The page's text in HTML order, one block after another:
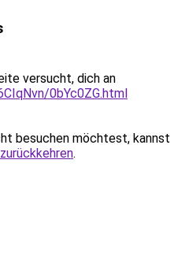
versucht, dich an
0bYc0ZG.html
besuchen möchtest, kannst
.